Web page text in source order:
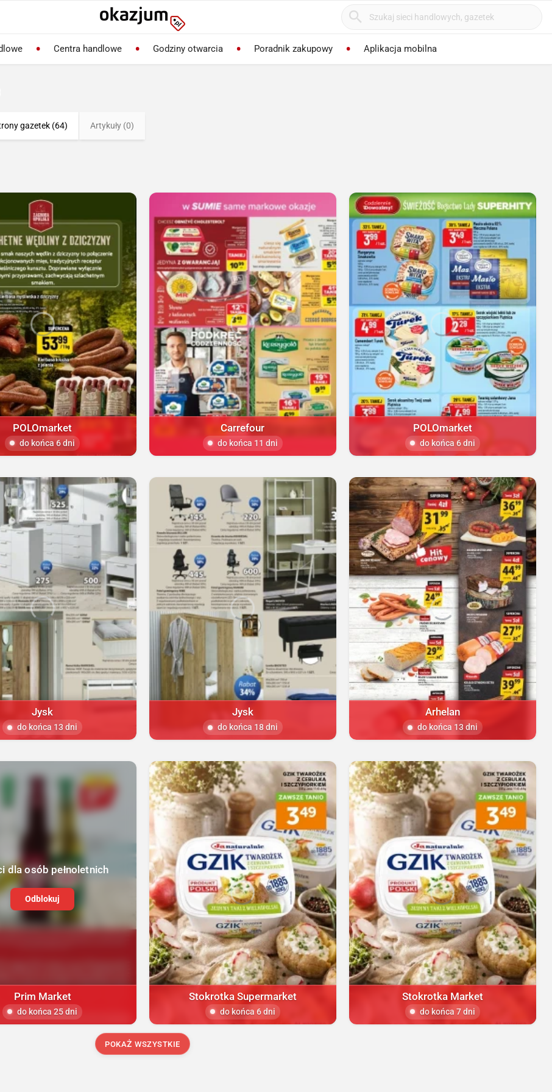
Centra handlowe Godziny otwarcia Poradnik zakupowy Aplikacja mobilna
gazetek (64) Artykuły (0)
POLOmarket
do końca 6 dni
Carrefour
do końca 11 dni
POLOmarket
do końca 6 dni
Jysk
do końca 13 dni
Jysk
do końca 18 dni
Arhelan
do końca 13 dni
dla osób pełnoletnich
Odblokuj
Prim Market
do końca 25 dni
Stokrotka Supermarket
do końca 6 dni
Stokrotka Market
do końca 7 dni
POKAŻ WSZYSTKIE